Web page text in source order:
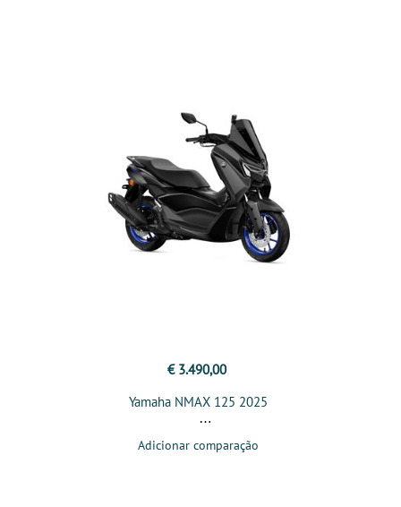
€ 3.490,00
Yamaha NMAX 125 2025
Adicionar comparação